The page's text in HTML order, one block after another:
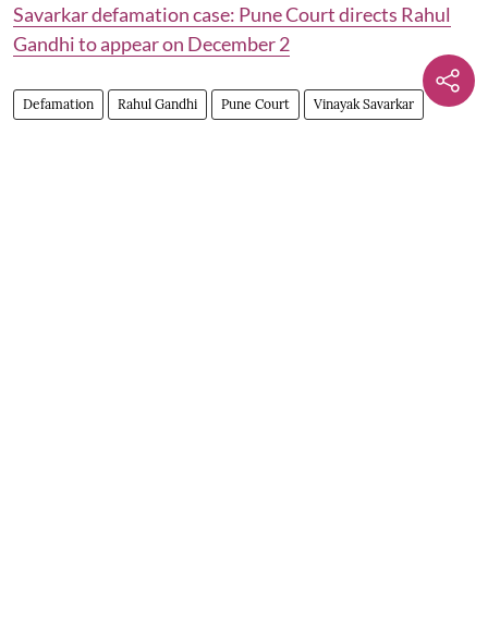
Savarkar defamation case: Pune Court directs Rahul
Gandhi to appear on December 2
Defamation Rahul Gandhi Pune Court Vinayak Savarkar